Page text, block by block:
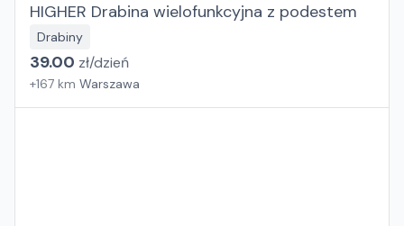
HIGHER Drabina wielofunkcyjna z podestem
Drabiny
39.00 zł/dzień
+167 km Warszawa